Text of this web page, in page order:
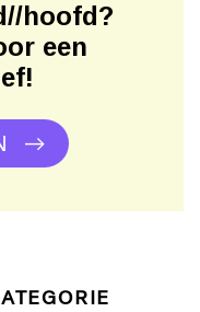
hoofd?
een